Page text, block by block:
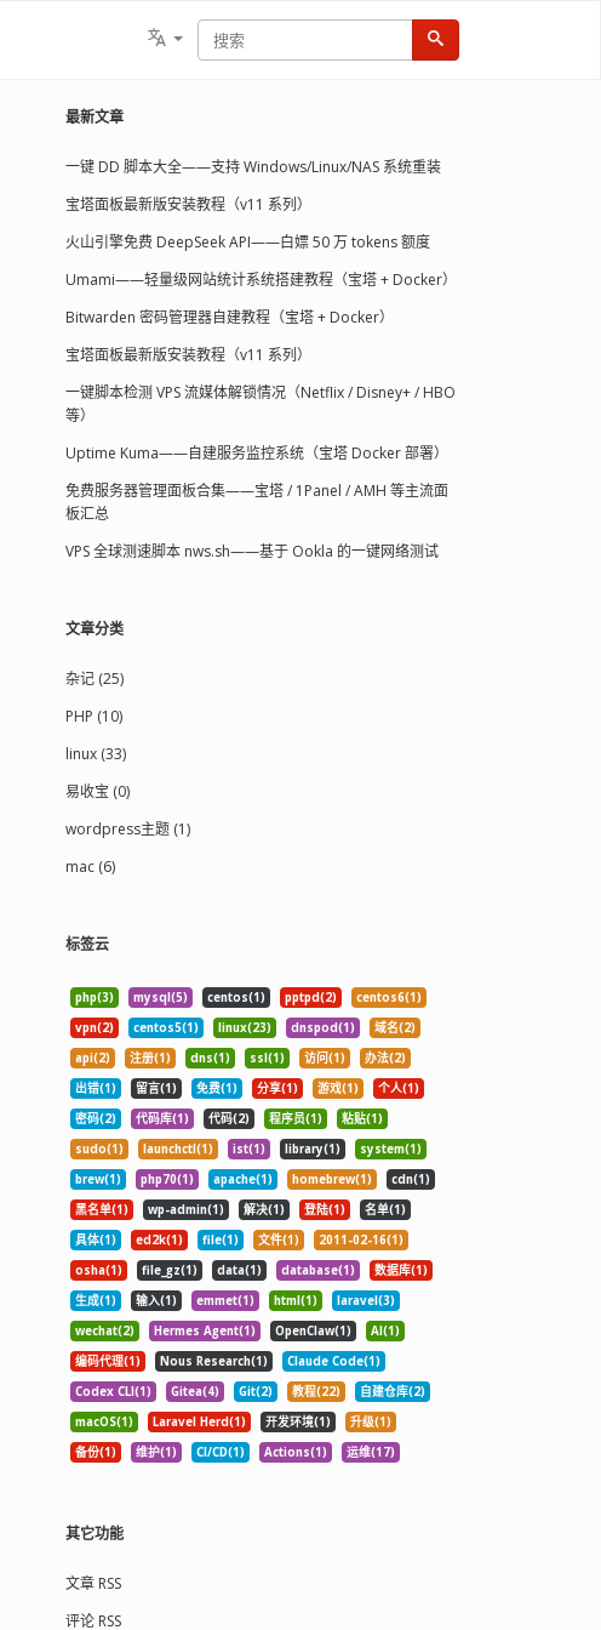
最新文章
一键 DD 脚本大全——支持 Windows/Linux/NAS 系统重装
宝塔面板最新版安装教程（v11 系列）
火山引擎免费 DeepSeek API——白嫖 50 万 tokens 额度
Umami——轻量级网站统计系统搭建教程（宝塔 + Docker）
Bitwarden 密码管理器自建教程（宝塔 + Docker）
宝塔面板最新版安装教程（v11 系列）
一键脚本检测 VPS 流媒体解锁情况（Netflix / Disney+ / HBO
等）
Uptime Kuma——自建服务监控系统（宝塔 Docker 部署）
免费服务器管理面板合集——宝塔 / 1Panel / AMH 等主流面
板汇总
VPS 全球测速脚本 nws.sh——基于 Ookla 的一键网络测试
文章分类
杂记 (25)
PHP (10)
linux (33)
易收宝 (0)
wordpress主题 (1)
mac (6)
标签云
php(3) mysql(5) centos(1) pptpd(2)
centos6(1)
vpn(2)
centos5(1) linux(23) dnspod(1)
域名(2)
api(2)
注册(1) dns(1) ssl(1) 访问(1)
办法(2)
出错(1)
留言(1) 免费(1) 分享(1) 游戏(1)
个人(1)
密码(2)
代码库(1) 代码(2) 程序员(1)
粘贴(1)
sudo(1)
launchctl(1) ist(1) library(1)
system(1)
brew(1)
php70(1) apache(1) homebrew(1)
cdn(1)
黑名单(1)
wp-admin(1) 解决(1) 登陆(1)
名单(1)
具体(1)
ed2k(1) file(1) 文件(1)
2011-02-16(1)
osha(1)
file_gz(1) data(1) database(1)
数据库(1)
生成(1)
输入(1) emmet(1) html(1)
laravel(3)
wechat(2)
Hermes Agent(1) OpenClaw(1)
AI(1)
编码代理(1)
Nous Research(1)
Claude Code(1)
Codex CLI(1)
Gitea(4) Git(2) 教程(22)
自建仓库(2)
macOS(1)
Laravel Herd(1) 开发环境(1)
升级(1)
备份(1)
维护(1) CI/CD(1) Actions(1) 运维(17)
其它功能
文章 RSS
评论 RSS